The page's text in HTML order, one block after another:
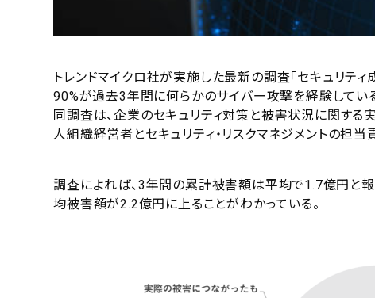
トレンドマイクロ社が実施した最新の調査「セキュリテ
90%が過去3年間に何らかのサイバー攻撃を経験してい
同調査は、企業のセキュリティ対策と被害状況に関す
人組織経営者とセキュリティ・リスクマネジメントの担
調査によれば、3年間の累計被害額は平均で1.7億円と
均被害額が2.2億円に上ることがわかっている。